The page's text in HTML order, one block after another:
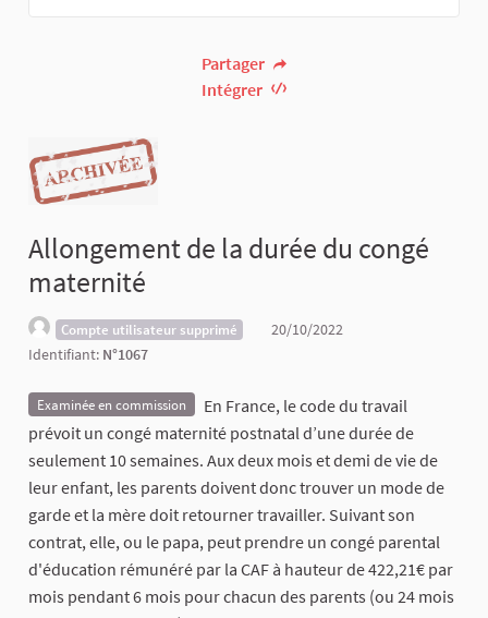
Partager
Intégrer
Allongement de la durée du congé
maternité
Compte utilisateur supprimé
20/10/2022
Identifiant: N°1067
Examinée en commission
En France, le code du travail
prévoit un congé maternité postnatal d’une durée de
seulement 10 semaines. Aux deux mois et demi de vie de
leur enfant, les parents doivent donc trouver un mode de
garde et la mère doit retourner travailler. Suivant son
contrat, elle, ou le papa, peut prendre un congé parental
d'éducation rémunéré par la CAF à hauteur de 422,21€ par
mois pendant 6 mois pour chacun des parents (ou 24 mois